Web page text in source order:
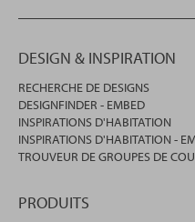
DESIGN & INSPIRATION
RECHERCHE DE DESIGNS
DESIGNFINDER - EMBED
INSPIRATIONS D'HABITATION
INSPIRATIONS D'HABITATION -
TROUVEUR DE GROUPES DE
PRODUITS